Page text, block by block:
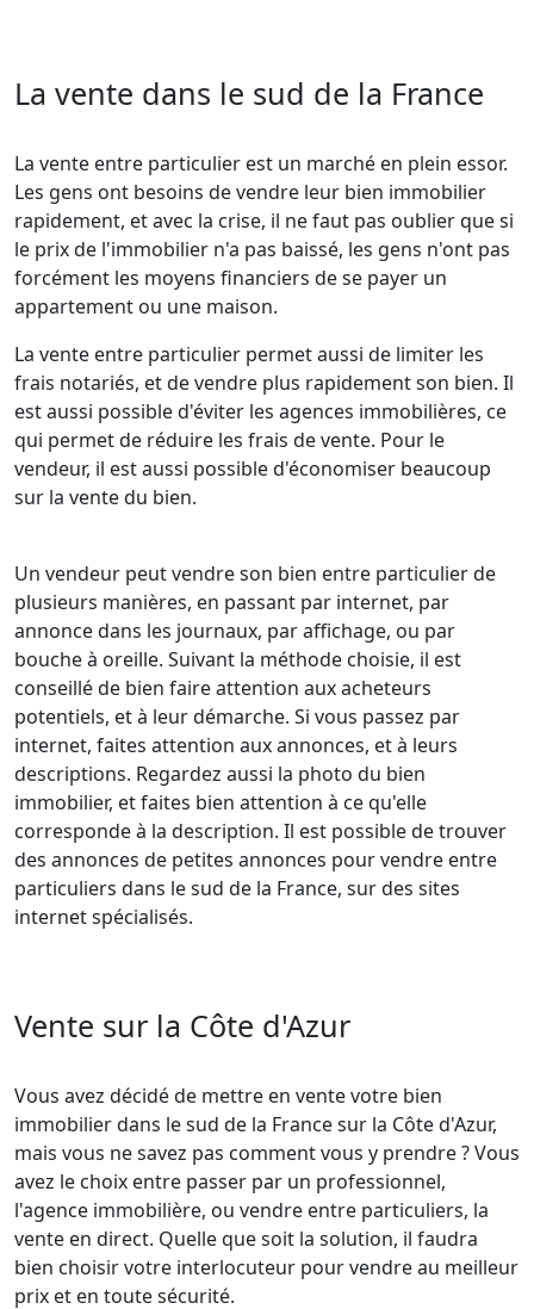
La vente dans le sud de la France
La vente entre particulier est un marché en plein essor.
Les gens ont besoins de vendre leur bien immobilier
rapidement, et avec la crise, il ne faut pas oublier que si
le prix de l'immobilier n'a pas baissé, les gens n'ont pas
forcément les moyens financiers de se payer un
appartement ou une maison.
La vente entre particulier permet aussi de limiter les
frais notariés, et de vendre plus rapidement son bien. Il
est aussi possible d'éviter les agences immobilières, ce
qui permet de réduire les frais de vente. Pour le
vendeur, il est aussi possible d'économiser beaucoup
sur la vente du bien.
Un vendeur peut vendre son bien entre particulier de
plusieurs manières, en passant par internet, par
annonce dans les journaux, par affichage, ou par
bouche à oreille. Suivant la méthode choisie, il est
conseillé de bien faire attention aux acheteurs
potentiels, et à leur démarche. Si vous passez par
internet, faites attention aux annonces, et à leurs
descriptions. Regardez aussi la photo du bien
immobilier, et faites bien attention à ce qu'elle
corresponde à la description. Il est possible de trouver
des annonces de petites annonces pour vendre entre
particuliers dans le sud de la France, sur des sites
internet spécialisés.
Vente sur la Côte d'Azur
Vous avez décidé de mettre en vente votre bien
immobilier dans le sud de la France sur la Côte d'Azur,
mais vous ne savez pas comment vous y prendre ? Vous
avez le choix entre passer par un professionnel,
l'agence immobilière, ou vendre entre particuliers, la
vente en direct. Quelle que soit la solution, il faudra
bien choisir votre interlocuteur pour vendre au meilleur
prix et en toute sécurité.